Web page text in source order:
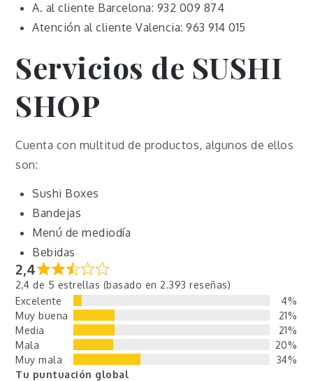
A. al cliente Barcelona: 932 009 874
Atención al cliente Valencia: 963 914 015
Servicios de SUSHI
SHOP
Cuenta con multitud de productos, algunos de ellos
son:
Sushi Boxes
Bandejas
Menú de mediodía
Bebidas
2,4
2,4 de 5 estrellas (basado en 2.393 reseñas)
Excelente
4%
Muy buena
21%
Media
21%
Mala
20%
Muy mala
34%
Tu puntuación global